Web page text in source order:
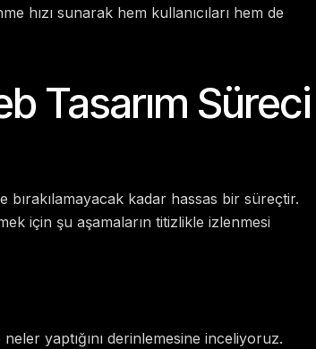
hızı sunarak hem kullanıcıları hem de
Tasarım Süreci
kadar hassas bir süreçtir.
için şu aşamaların titizlikle izlenmesi
yaptığını derinlemesine inceliyoruz.